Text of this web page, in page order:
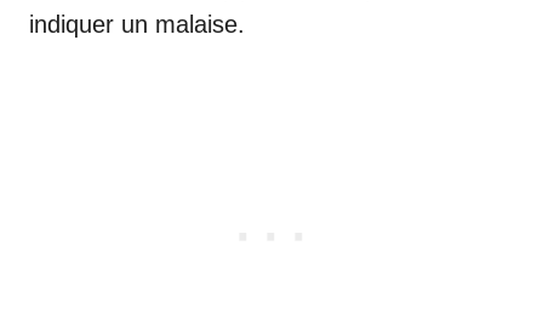
indiquer un malaise.